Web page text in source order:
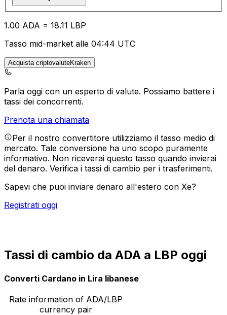
1.00 ADA = 18.11 LBP
Tasso mid-market alle 04:44 UTC
Acquista criptovaluteKraken
Parla oggi con un esperto di valute. Possiamo battere i
tassi dei concorrenti.
Prenota una chiamata
Per il nostro convertitore utilizziamo il tasso medio di
mercato. Tale conversione ha uno scopo puramente
informativo. Non riceverai questo tasso quando invierai
del denaro. Verifica i tassi di cambio per i trasferimenti.
Sapevi che puoi inviare denaro all'estero con Xe?
Registrati oggi
Tassi di cambio da ADA a LBP oggi
Converti Cardano in Lira libanese
Rate information of ADA/LBP
currency pair